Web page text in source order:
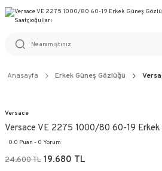
%100 ORİJİNAL ÜRÜN
Anasayfa Erkek Güneş Gözlüğü
Versace
Versace VE 2275 1000/80 60-19 Erkek
0.0 Puan - 0 Yorum
24.600 TL 19.680 TL